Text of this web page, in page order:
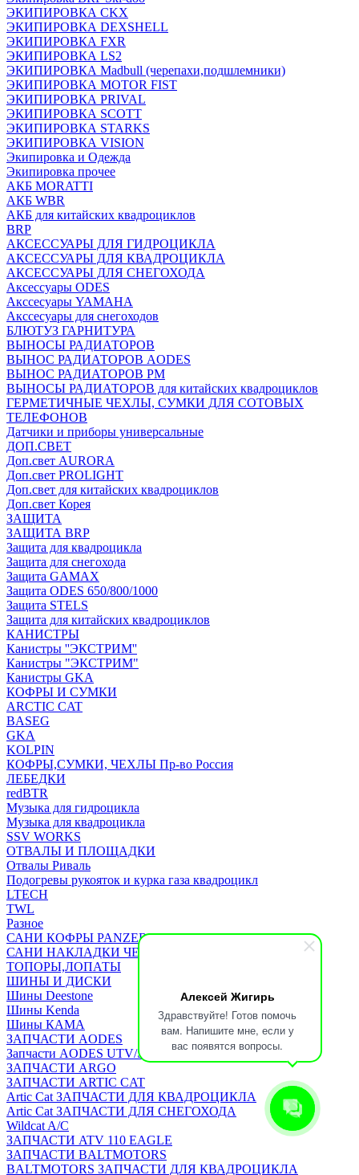
Алексей Жигирь
Здравствуйте! Готов помочь
вам. Напишите мне, если у
вас появятся вопросы.
ЭКИПИРОВКА CKX
ЭКИПИРОВКА DEXSHELL
ЭКИПИРОВКА FXR
ЭКИПИРОВКА LS2
ЭКИПИРОВКА Madbull (черепахи,подшлемники)
ЭКИПИРОВКА MOTOR FIST
ЭКИПИРОВКА PRIVAL
ЭКИПИРОВКА SCOTT
ЭКИПИРОВКА STARKS
ЭКИПИРОВКА VISION
Экипировка и Одежда
Экипировка прочее
АКБ MORATTI
АКБ WBR
АКБ для китайских квадроциклов
BRP
АКСЕССУАРЫ ДЛЯ ГИДРОЦИКЛА
АКСЕССУАРЫ ДЛЯ КВАДРОЦИКЛА
АКСЕССУАРЫ ДЛЯ СНЕГОХОДА
Аксессуары ODES
Акссесуары YAMAHA
Акссесуары для снегоходов
БЛЮТУЗ ГАРНИТУРА
ВЫНОСЫ РАДИАТОРОВ
ВЫНОС РАДИАТОРОВ AODES
ВЫНОС РАДИАТОРОВ РМ
ВЫНОСЫ РАДИАТОРОВ для китайских квадроциклов
ГЕРМЕТИЧНЫЕ ЧЕХЛЫ, СУМКИ ДЛЯ СОТОВЫХ
ТЕЛЕФОНОВ
Датчики и приборы универсальные
ДОП.СВЕТ
Доп.свет AURORA
Доп.свет PROLIGHT
Доп.свет для китайских квадроциклов
Доп.свет Корея
ЗАЩИТА
ЗАЩИТА BRP
Защита для квадроцикла
Защита для снегохода
Защита GAMAX
Защита ODES 650/800/1000
Защита STELS
Защита для китайских квадроциклов
КАНИСТРЫ
Канистры ''ЭКСТРИМ''
Канистры "ЭКСТРИМ"
Канистры GKA
КОФРЫ И СУМКИ
ARCTIC CAT
BASEG
GKA
KOLPIN
КОФРЫ,СУМКИ, ЧЕХЛЫ Пр-во Россия
ЛЕБЕДКИ
redBTR
Музыка для гидроцикла
Музыка для квадроцикла
SSV WORKS
ОТВАЛЫ И ПЛОЩАДКИ
Отвалы Риваль
Подогревы рукояток и курка газа квадроцикл
LTECH
TWL
Разное
САНИ КОФРЫ PANZERBOX
САНИ НАКЛАДКИ ЧЕХЛЫ Бьюско
ТОПОРЫ,ЛОПАТЫ
ШИНЫ И ДИСКИ
Шины Deestone
Шины Kenda
Шины КАМА
ЗАПЧАСТИ AODES
Запчасти AODES UTV/SSV
ЗАПЧАСТИ ARGO
ЗАПЧАСТИ ARTIC CAT
Artic Cat ЗАПЧАСТИ ДЛЯ КВАДРОЦИКЛА
Artic Cat ЗАПЧАСТИ ДЛЯ СНЕГОХОДА
Wildcat A/C
ЗАПЧАСТИ ATV 110 EAGLE
ЗАПЧАСТИ BALTMOTORS
BALTMOTORS ЗАПЧАСТИ ДЛЯ КВАДРОЦИКЛА